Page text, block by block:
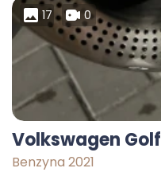
17 0
Volkswagen Golf
Benzyna 2021